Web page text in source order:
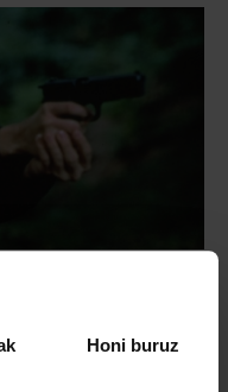
Honi buruz
utzi du